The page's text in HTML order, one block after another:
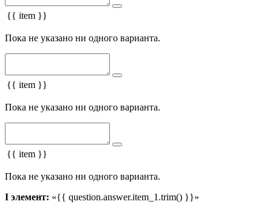
{{ item }}
Пока не указано ни одного варианта.
{{ item }}
Пока не указано ни одного варианта.
{{ item }}
Пока не указано ни одного варианта.
I элемент: «{{ question.answer.item_1.trim() }}»